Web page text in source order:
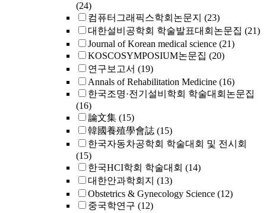
(24)
컴퓨터그래픽스학회논문지 (23)
대한설비공학회 학술발표대회논문집 (21)
Journal of Korean medical science (21)
KOSCOSYMPOSIUM논문집 (20)
연구보고서 (19)
Annals of Rehabilitation Medicine (16)
한국조명·전기설비학회 학술대회논문집
(16)
論文集 (15)
韓國養殖學會誌 (15)
한국자동차공학회 학술대회 및 전시회
(15)
한국HCI학회 학술대회 (14)
대한안과학회지 (13)
Obstetrics & Gynecology Science (12)
중국학연구 (12)